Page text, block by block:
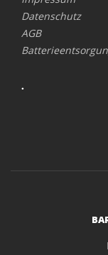
Datenschutz
AGB
.